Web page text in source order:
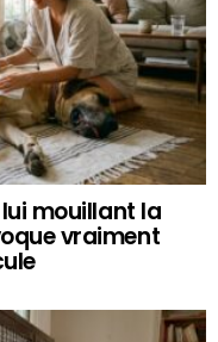
mouillant la
vraiment